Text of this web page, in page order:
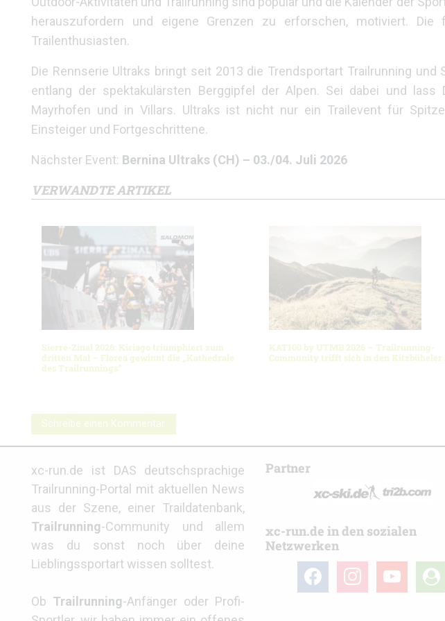
herauszufordern und eigene Grenzen zu erforschen, motiviert.
Trailenthusiasten.
Die Rennserie Ultraks bringt seit 2013 die Trendsportart Trailrunning
entlang der spektakulärsten Berggipfel der Alpen. Sei dabei und lass
Mayrhofen und in Villars. Ultraks ist nicht nur ein Trailevent für
Einsteiger und Fortgeschrittene.
Nächster Event: Bernina Ultraks (CH) – 03./04. Juli 2026
VERWANDTE ARTIKEL
Sierre-Zinal 2026: Kiriago triumphiert zum
dritten Mal – Florea gewinnt die „Kathedrale
des Trailrunnings“
KAT100 by UTMB 2026 – Trailrunning-
Community trifft sich in den Kitzbüheler
Schreibe einen Kommentar
xc-run.de ist DAS deutschsprachige
Trailrunning-Portal mit aktuellen News
aus der Szene, einer Traildatenbank,
Trailrunning-Community und allem
was du sonst noch über deine
Lieblingssportart wissen solltest.
Ob Trailrunning-Anfänger oder Profi-
Partner
xc-run.de in den sozialen
Netzwerken
facebookinstagramyoutube
user-